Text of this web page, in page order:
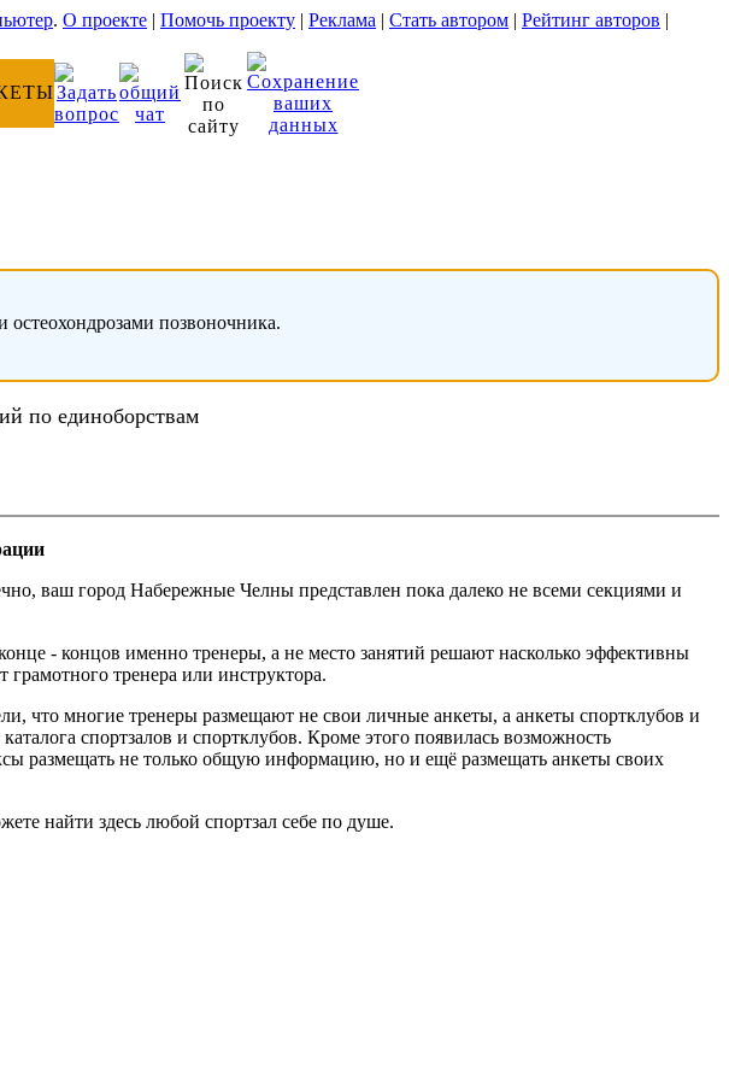
. О проекте | Помочь проекту | Реклама | Стать автором | Рейтинг авторов |
позвоночника.
по единоборствам
ваш город Набережные Челны представлен пока далеко не всеми секциями и
- концов именно тренеры, а не место занятий решают насколько эффективны
тренера или инструктора.
что многие тренеры размещают не свои личные анкеты, а анкеты спортклубов и
спортзалов и спортклубов. Кроме этого появилась возможность
размещать не только общую информацию, но и ещё размещать анкеты своих
найти здесь любой спортзал себе по душе.